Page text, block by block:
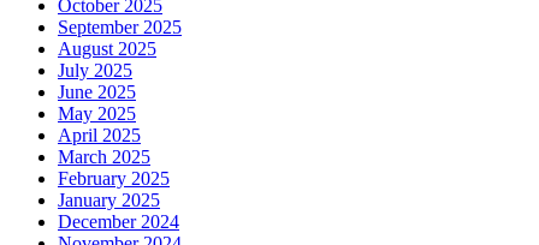
October 2025
September 2025
August 2025
July 2025
June 2025
May 2025
April 2025
March 2025
February 2025
January 2025
December 2024